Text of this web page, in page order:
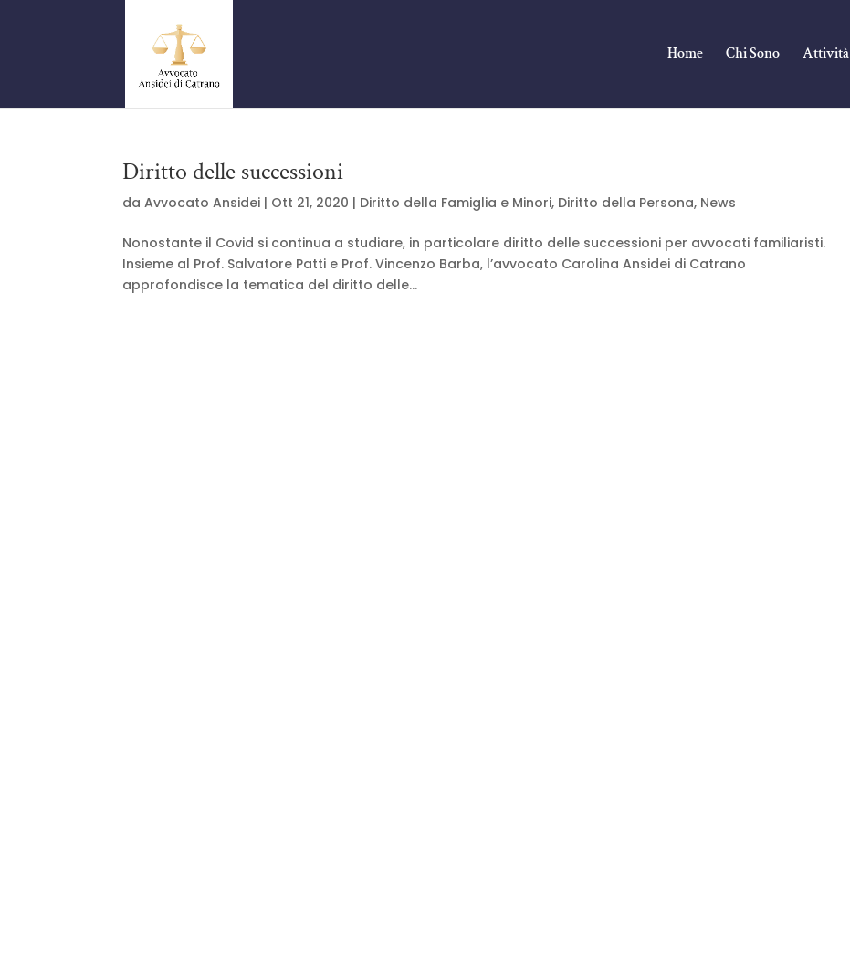
Home Chi Sono Attività
Diritto delle successioni
daAvvocato Ansidei | Ott 21, 2020 | Diritto della Famiglia e Minori, Diritto della Persona, News
Nonostante il Covid si continua a studiare, in particolare diritto delle successioni per avvocati familiaristi.
Insieme al Prof. Salvatore Patti e Prof. Vincenzo Barba, l’avvocato Carolina Ansidei di Catrano
approfondisce la tematica del diritto delle...